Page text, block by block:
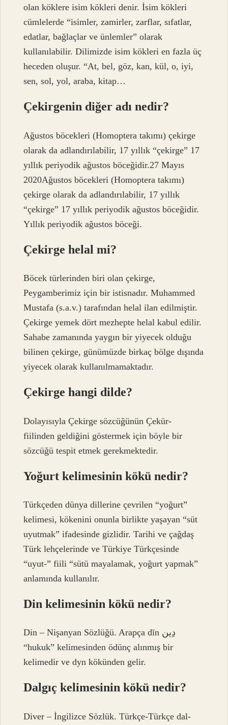
olan köklere isim kökleri denir. İsim kökleri
cümlelerde “isimler, zamirler, zarflar, sıfatlar,
edatlar, bağlaçlar ve ünlemler” olarak
kullanılabilir. Dilimizde isim kökleri en fazla üç
heceden oluşur. “At, bel, göz, kan, kül, o, iyi,
sen, sol, yol, araba, kitap…
Çekirgenin diğer adı nedir?
Ağustos böcekleri (Homoptera takımı) çekirge
olarak da adlandırılabilir, 17 yıllık “çekirge” 17
yıllık periyodik ağustos böceğidir.27 Mayıs
2020Ağustos böcekleri (Homoptera takımı)
çekirge olarak da adlandırılabilir, 17 yıllık
“çekirge” 17 yıllık periyodik ağustos böceğidir.
Yıllık periyodik ağustos böceği.
Çekirge helal mi?
Böcek türlerinden biri olan çekirge,
Peygamberimiz için bir istisnadır. Muhammed
Mustafa (s.a.v.) tarafından helal ilan edilmiştir.
Çekirge yemek dört mezhepte helal kabul edilir.
Sahabe zamanında yaygın bir yiyecek olduğu
bilinen çekirge, günümüzde birkaç bölge dışında
yiyecek olarak kullanılmamaktadır.
Çekirge hangi dilde?
Dolayısıyla Çekirge sözcüğünün Çekür-
fiilinden geldiğini göstermek için böyle bir
sözcüğü tespit etmek gerekmektedir.
Yoğurt kelimesinin kökü nedir?
Türkçeden dünya dillerine çevrilen “yoğurt”
kelimesi, kökenini onunla birlikte yaşayan “süt
uyutmak” ifadesinde gizlidir. Tarihi ve çağdaş
Türk lehçelerinde ve Türkiye Türkçesinde
“uyut-” fiili “sütü mayalamak, yoğurt yapmak”
anlamında kullanılır.
Din kelimesinin kökü nedir?
Din – Nişanyan Sözlüğü. Arapça dīn دِين
“hukuk” kelimesinden ödünç alınmış bir
kelimedir ve dyn kökünden gelir.
Dalgıç kelimesinin kökü nedir?
Diver – İngilizce Sözlük. Türkçe-Türkçe dal-